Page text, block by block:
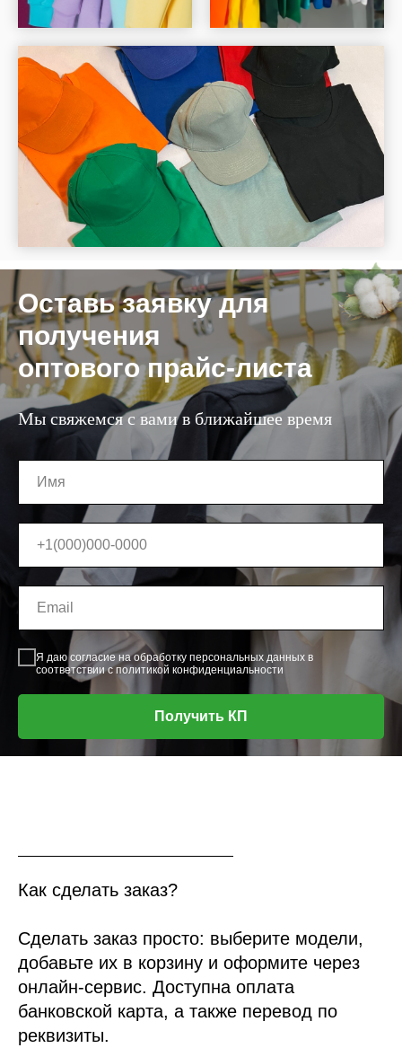
Оставь заявку для
получения
оптового прайс-листа
Мы свяжемся с вами в ближайшее время
Я даю согласие наобработку персональных данных в
соответствии с политикой конфиденциальности
Получить КП
Как сделать заказ?
Сделать заказ просто: выберите модели,
добавьте их в корзину и оформите через
онлайн-сервис. Доступна оплата
банковской карта, а также перевод по
реквизиты.